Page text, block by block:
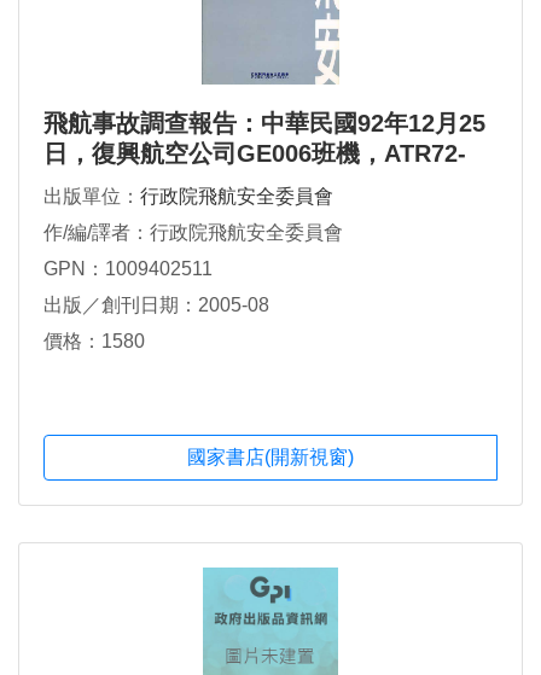
飛航事故調查報告：中華民國92年12月25
日，復興航空公司GE006班機，ATR72-
212型機，國籍標誌及登記號碼B-22805，
於松山機場落地滾地時發動機失火
出版單位： 行政院飛航安全委員會
作/編/譯者：行政院飛航安全委員會
GPN：1009402511
出版／創刊日期：2005-08
價格：1580
國家書店(開新視窗)